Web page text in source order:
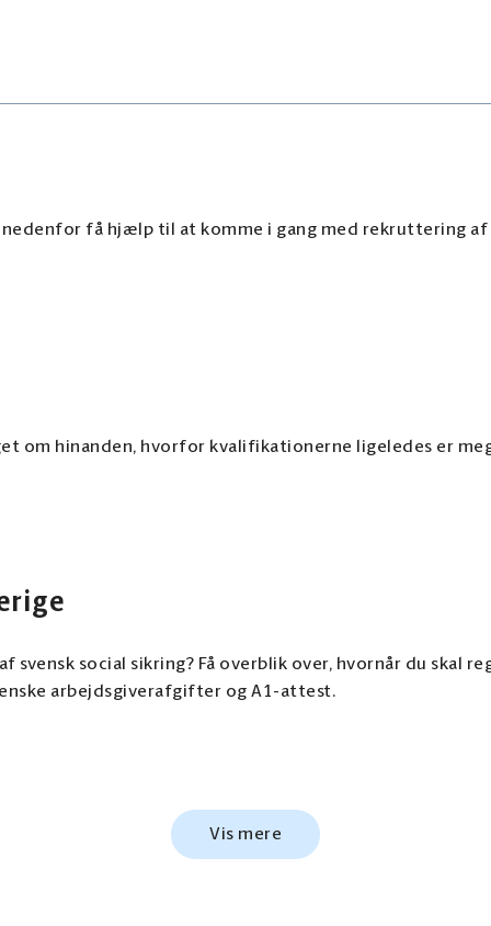
få hjælp til at komme i gang med rekruttering
om hinanden, hvorfor kvalifikationerne ligeledes er
social sikring? Få overblik over, hvornår du skal
arbejdsgiverafgifter og A1-attest.
Vis mere